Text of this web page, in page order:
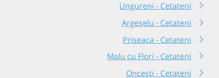
Ungureni - Cetateni
Argeșelu - Cetateni
Priseaca - Cetateni
Malu cu Flori - Cetateni
Oncești - Cetateni